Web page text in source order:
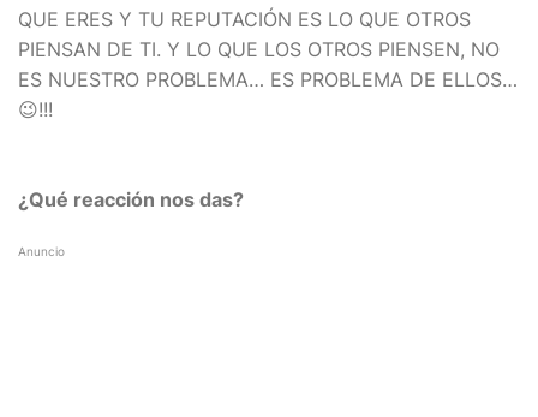
QUE ERES Y TU REPUTACIÓN ES LO QUE OTROS
PIENSAN DE TI. Y LO QUE LOS OTROS PIENSEN, NO
ES NUESTRO PROBLEMA… ES PROBLEMA DE ELLOS…
😉!!!
¿Qué reacción nos das?
Anuncio